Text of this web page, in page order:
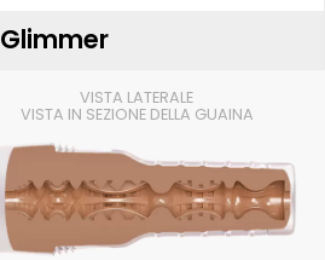
VISTA LATERALE
VISTA IN SEZIONE DELLA GUAINA
Glimmer